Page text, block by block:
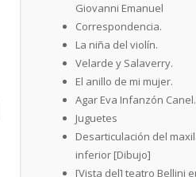
Giovanni Emanuel
Correspondencia.
La niña del violín.
Velarde y Salaverry.
El anillo de mi mujer.
Agar Eva Infanzón Canel.
Juguetes
Desarticulación del
inferior [Dibujo]
[Vista del] teatro Bellini